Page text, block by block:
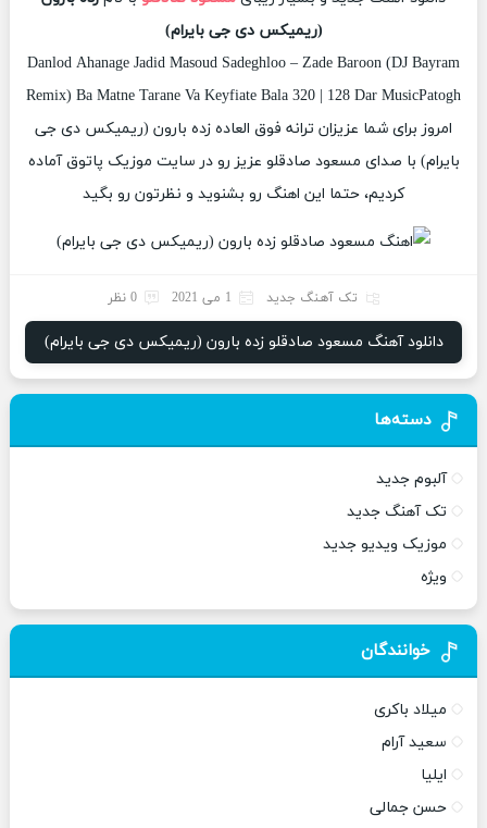
(ریمیکس دی جی بایرام)
Danlod Ahanage Jadid Masoud Sadeghloo – Zade Baroon (DJ Bayram
Remix) Ba Matne Tarane Va Keyfiate Bala 320 | 128 Dar MusicPatogh
امروز برای شما عزیزان ترانه فوق العاده زده بارون (ریمیکس دی جی
بایرام) با صدای مسعود صادقلو عزیز رو در سایت موزیک پاتوق آماده
کردیم، حتما این اهنگ رو بشنوید و نظرتون رو بگید
تک آهنگ جدید 1 می 2021 0 نظر
دانلود آهنگ مسعود صادقلو زده بارون (ریمیکس دی جی بایرام)
دسته‌ها
آلبوم جدید
تک آهنگ جدید
موزیک ویدیو جدید
ویژه
خوانندگان
میلاد باکری
سعید آرام
ایلیا
حسن جمالی